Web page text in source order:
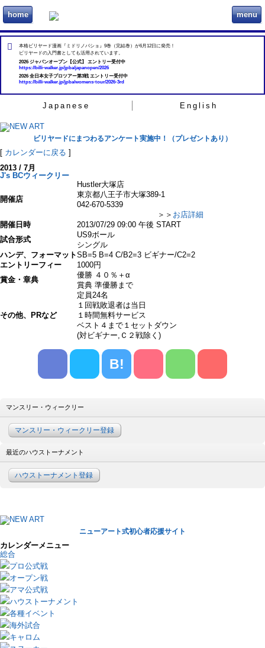
home ビリヲカ menu
本格ビリヤード漫画『ミドリノバショ』9巻（完結巻）が6月12日に発売！
ビリヤードの入門書としても活用されています。
2026 ジャパンオープン【公式】 エントリー受付中
https://billi-walker.jp/jpba/japanopen/2026
2026 全日本女子プロツアー第3戦 エントリー受付中
https://billi-walker.jp/jpba/womens-tour/2026-3rd
Japanese English
ビリヤードにまつわるアンケート実施中！（プレゼントあり）
[ カレンダーに戻る ]
2013 / 7月
J's BCウィークリー
開催店
Hustler大塚店
東京都八王子市大塚389-1
042-670-5339
＞＞ お店詳細
開催日時
2013/07/29 09:00 午後 START
試合形式
US9ボール
シングル
ハンデ、フォーマットSB=5 B=4 C/B2=3 ビギナー/C2=2
エントリーフィー
1000円
賞金・章典
優勝 ４０％＋α
賞典 準優勝まで
その他、PRなど
定員24名
１回戦敗退者は当日
１時間無料サービス
ベスト４まで１セットダウン
(対ビギナー,Ｃ２戦除く)
B!
マンスリー・ウィークリー
マンスリー・ウィークリー登録
最近のハウストーナメント
ハウストーナメント登録
ニューアート式初心者応援サイト
カレンダーメニュー
総合
プロ公式戦
オープン戦
アマ公式戦
ハウストーナメント
各種イベント
海外試合
キャロム